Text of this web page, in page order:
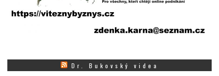
Dr. Bukovský videa